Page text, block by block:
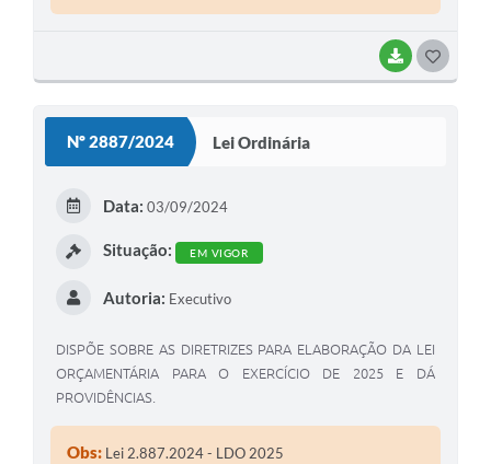
BAIXAR
Nº 2887/2024 Lei Ordinária
Data: 03/09/2024
Situação: EM VIGOR
Autoria: Executivo
DISPÕE SOBRE AS DIRETRIZES PARA ELABORAÇÃO DA LEI
ORÇAMENTÁRIA PARA O EXERCÍCIO DE 2025 E DÁ
PROVIDÊNCIAS.
Obs: Lei 2.887.2024 - LDO 2025